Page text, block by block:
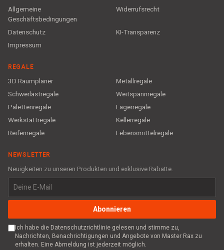
Allgemeine
Geschäftsbedingungen
Widerrufsrecht
Datenschutz
KI-Transparenz
Impressum
REGALE
3D Raumplaner
Metallregale
Schwerlastregale
Weitspannregale
Palettenregale
Lagerregale
Werkstattregale
Kellerregale
Reifenregale
Lebensmittelregale
NEWSLETTER
Neuigkeiten zu unseren Produkten und exklusive Rabatte.
Abonnieren
Ich habe die Datenschutzrichtlinie gelesen und stimme zu,
Nachrichten, Benachrichtigungen und Angebote von Master Rax zu
erhalten. Eine Abmeldung ist jederzeit möglich.